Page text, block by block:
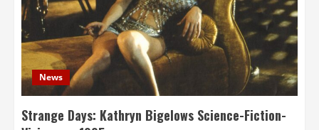
News
Strange Days: Kathryn Bigelows Science-Fiction-